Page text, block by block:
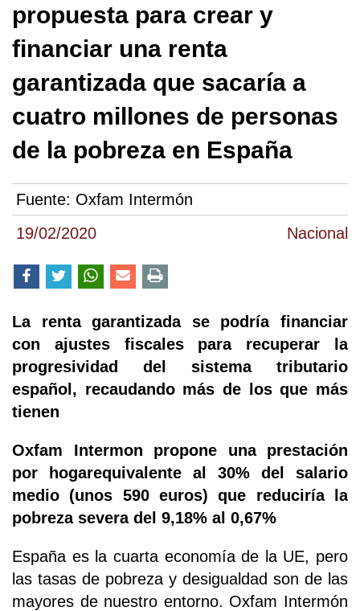
19/02/2020 Nacional
propuesta para crear y
financiar una renta
garantizada que sacaría a
cuatro millones de personas
de la pobreza en España
Fuente: Oxfam Intermón
La renta garantizada se podría financiar
con ajustes fiscales para recuperar la
progresividad del sistema tributario
español, recaudando más de los que más
tienen
Oxfam Intermon propone una prestación
por hogarequivalente al 30% del salario
medio (unos 590 euros) que reduciría la
pobreza severa del 9,18% al 0,67%
España es la cuarta economía de la UE, pero
las tasas de pobreza y desigualdad son de las
mayores de nuestro entorno. Oxfam Intermón